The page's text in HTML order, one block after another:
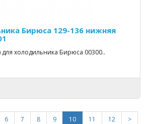
Бирюса 129-136 нижняя
холодильника Бирюса 00300..
6 7 8 9 10 11 12
>